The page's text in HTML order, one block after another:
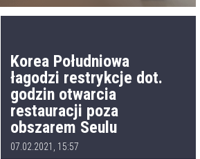
Korea Południowa
łagodzi restrykcje dot.
godzin otwarcia
restauracji poza
obszarem Seulu
07.02.2021, 15:57